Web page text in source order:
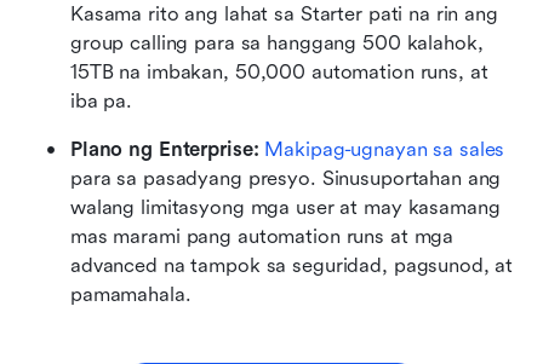
Kasama rito ang lahat sa Starter pati na rin ang
group calling para sa hanggang 500 kalahok,
15TB na imbakan, 50,000 automation runs, at
iba pa.
Plano ng Enterprise: Makipag-ugnayan sa sales
para sa pasadyang presyo. Sinusuportahan ang
walang limitasyong mga user at may kasamang
mas marami pang automation runs at mga
advanced na tampok sa seguridad, pagsunod, at
pamamahala.